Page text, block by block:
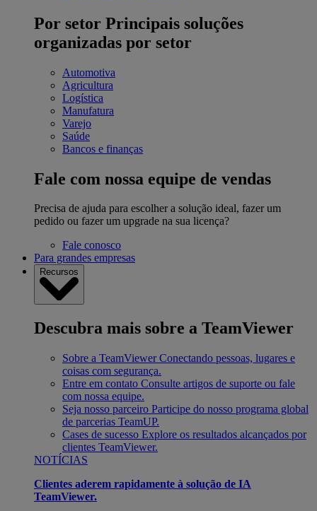
Por setor Principais soluções
organizadas por setor
Automotiva
Agricultura
Logística
Manufatura
Varejo
Saúde
Bancos e finanças
Fale com nossa equipe de vendas
Precisa de ajuda para escolher a solução ideal, fazer um
pedido ou fazer um upgrade na sua licença?
Fale conosco
Para grandes empresas
Recursos
Descubra mais sobre a TeamViewer
Sobre a TeamViewer Conectando pessoas, lugares e
coisas com segurança.
Entre em contato Consulte artigos de suporte ou fale
com nossa equipe.
Seja nosso parceiro Participe do nosso programa global
de parcerias TeamUP.
Cases de sucesso Explore os resultados alcançados por
clientes TeamViewer.
NOTÍCIAS
Clientes aderem rapidamente à solução de IA
TeamViewer.